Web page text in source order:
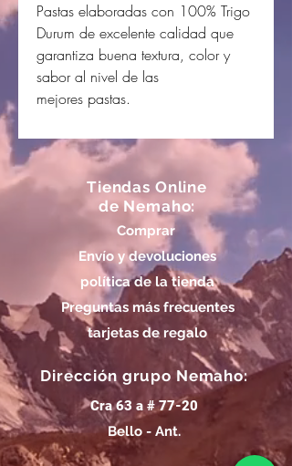
Pastas elaboradas con 100% Trigo
Durum de excelente calidad que
garantiza buena textura, color y
sabor al nivel de las
mejores pastas.
Tiendas Online
de Nemaho:
Comprar
Envío y devoluciones
política de la tienda
Preguntas más frecuentes
tarjetas de regalo
Dirección grupo Nemaho:
Cra 63 a # 77-20
Bello - Ant.